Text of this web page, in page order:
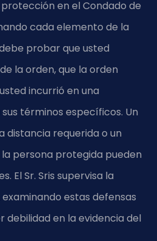
en el Condado de
cada elemento de la
probar que usted
la orden, que la orden
incurrió en una
términos específicos. Un
distancia requerida o un
persona protegida pueden
El Sr. Sris supervisa la
estas defensas
debilidad en la evidencia del